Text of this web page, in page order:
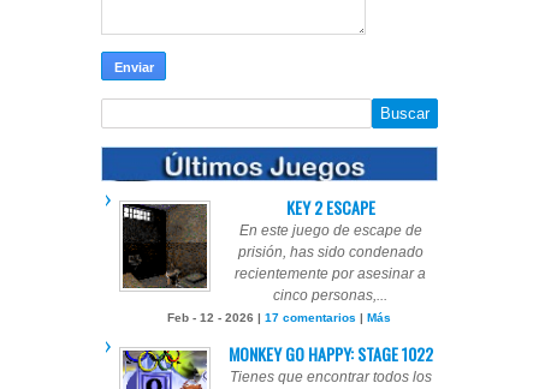
KEY 2 ESCAPE
En este juego de escape de
prisión, has sido condenado
recientemente por asesinar a
cinco personas,...
Feb - 12 - 2026 | 17 comentarios | Más
MONKEY GO HAPPY: STAGE 1022
Tienes que encontrar todos los